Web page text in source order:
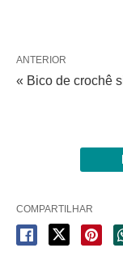
ANTERIOR
« Bico de crochê
COMPARTILHAR